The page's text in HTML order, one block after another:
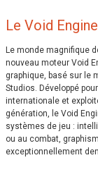
Le Void Engine
Le monde magnifique
nouveau moteur Void
graphique, basé sur le
Studios. Développé
internationale et
génération, le Void
systèmes de jeu :
ou au combat,
exceptionnellement